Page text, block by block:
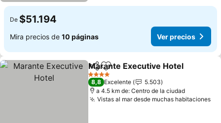
De $51.194
Mira precios de 10 páginas Ver precios
CompartirAgregar a favoritos
Marante Executive Hotel
4 Estrellas
8,8 Excelente
5.503
a 4.5 km de: Centro de la ciudad
Vistas al mar desde muchas habitaciones